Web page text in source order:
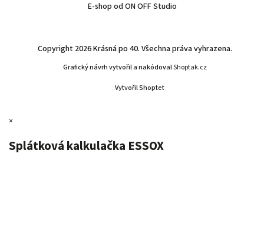
E-shop od ON OFF Studio
Vytvořil Shoptet
Copyright 2026Krásná po 40. Všechna práva vyhrazena.
Grafický návrh vytvořil a nakódovalShoptak.cz
×
Splátková kalkulačka ESSOX